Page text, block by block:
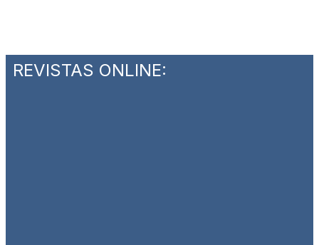
REVISTAS ONLINE: